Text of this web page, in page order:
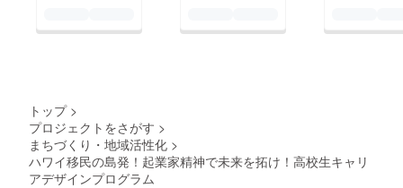
トップ >
プロジェクトをさがす >
まちづくり・地域活性化 >
ハワイ移民の島発！起業家精神で未来を拓け！高校生キャリ
アデザインプログラム